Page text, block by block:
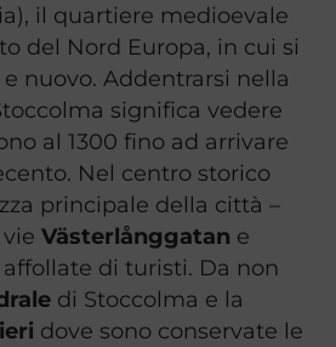
il quartiere medioevale
del Nord Europa, in cui si
nuovo. Addentrarsi nella
significa vedere
al 1300 fino ad arrivare
Nel centro storico
principale della città –
Västerlånggatan e
affollate di turisti. Da non
di Stoccolma e la
dove sono conservate le